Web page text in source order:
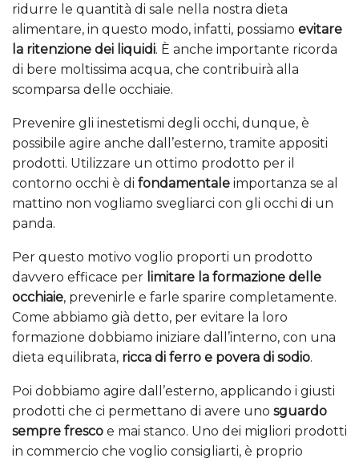
ridurre le quantità di sale nella nostra dieta
alimentare, in questo modo, infatti, possiamo evitare
la ritenzione dei liquidi. È anche importante ricorda
di bere moltissima acqua, che contribuirà alla
scomparsa delle occhiaie.
Prevenire gli inestetismi degli occhi, dunque, è
possibile agire anche dall’esterno, tramite appositi
prodotti. Utilizzare un ottimo prodotto per il
contorno occhi è di fondamentale importanza se al
mattino non vogliamo svegliarci con gli occhi di un
panda.
Per questo motivo voglio proporti un prodotto
davvero efficace per limitare la formazione delle
occhiaie, prevenirle e farle sparire completamente.
Come abbiamo già detto, per evitare la loro
formazione dobbiamo iniziare dall’interno, con una
dieta equilibrata, ricca di ferro e povera di sodio.
Poi dobbiamo agire dall’esterno, applicando i giusti
prodotti che ci permettano di avere uno sguardo
sempre fresco e mai stanco. Uno dei migliori prodotti
in commercio che voglio consigliarti, è proprio